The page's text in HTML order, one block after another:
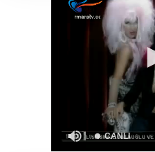
Türk
Faili meçhul 2
Hakkâri’de